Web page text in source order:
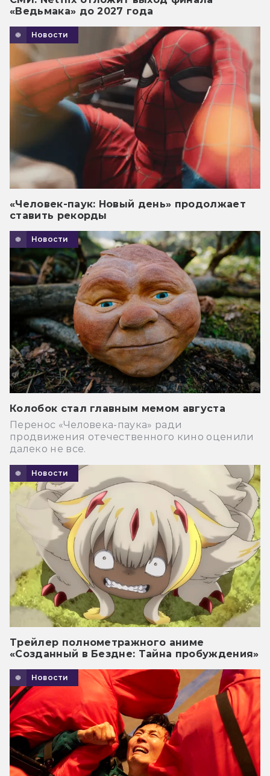
«Ведьмака» до 2027 года
Новости
«Человек-паук: Новый день» продолжает
ставить рекорды
Новости
Колобок стал главным мемом августа
Перенос «Человека-паука» ради
продвижения отечественного кино оценили
далеко не все.
Новости
Трейлер полнометражного аниме
«Созданный в Бездне: Тайна пробуждения»
Новости